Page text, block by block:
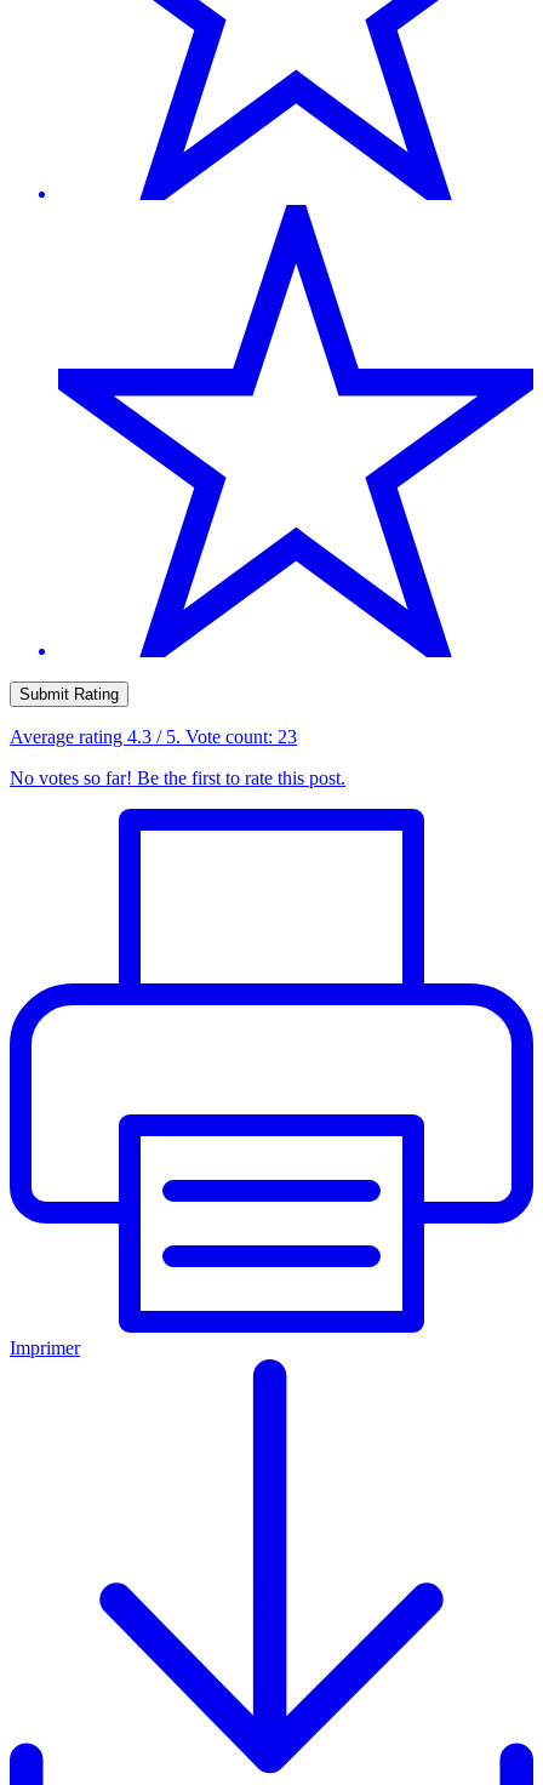
Submit Rating
Average rating 4.3 / 5. Vote count: 23
No votes so far! Be the first to rate this post.
Imprimer